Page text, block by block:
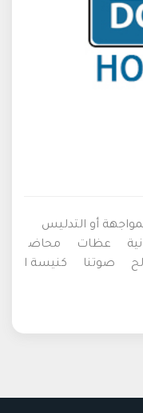
أو التدليس
عظات
محاض
صوتنا
كنيسة ا